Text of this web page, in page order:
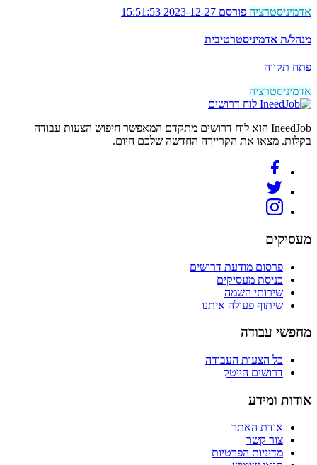
אדמיניסטרציה פורסם 2023-12-27 15:51:53
מנהל/ת אדמיניסטרטיבית
פתח תקווה
אדמיניסטרציה
לוח דרושים
IneedJob הוא לוח דרושים מתקדם המאפשר חיפוש הצעות עבודה
בקלות. מצאו את הקריירה החדשה שלכם היום.
מעסיקים
פרסום מודעת דרושים
כניסת מעסיקים
שירותי השמה
שיתוף פעולה איתנו
מחפשי עבודה
כל הצעות העבודה
דרושים הייטק
אודות ומידע
אודת האתר
צור קשר
מדיניות הפרטיות